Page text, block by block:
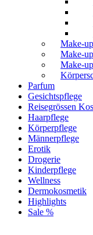
Make-
Make-
Make-
Parfum
Gesichtspflege
Reisegrössen
Haarpflege
Körperpflege
Männerpflege
Erotik
Drogerie
Kinderpflege
Wellness
Dermokosmetik
Highlights
Sale %